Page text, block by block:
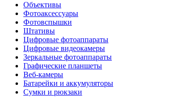
Объективы
Фотоаксессуары
Фотовспышки
Штативы
Цифровые фотоаппараты
Цифровые видеокамеры
Зеркальные фотоаппараты
Графические планшеты
Веб-камеры
Батарейки и аккумуляторы
Сумки и рюкзаки